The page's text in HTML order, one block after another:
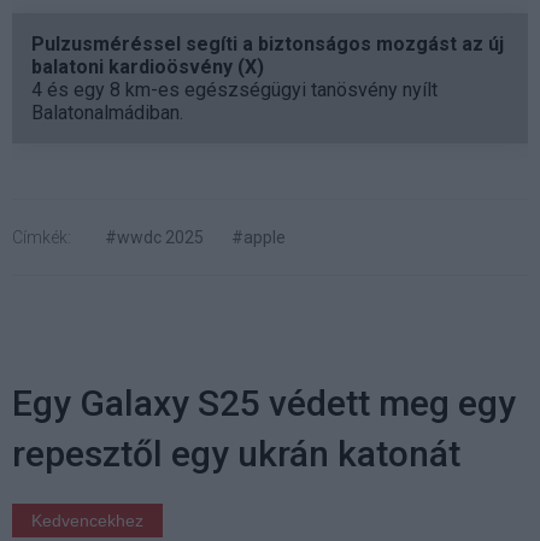
Pulzusméréssel segíti a biztonságos mozgást az új
balatoni kardioösvény (X)
4 és egy 8 km-es egészségügyi tanösvény nyílt
Balatonalmádiban.
Címkék: #wwdc 2025 #apple
Egy Galaxy S25 védett meg egy
repesztől egy ukrán katonát
Kedvencekhez